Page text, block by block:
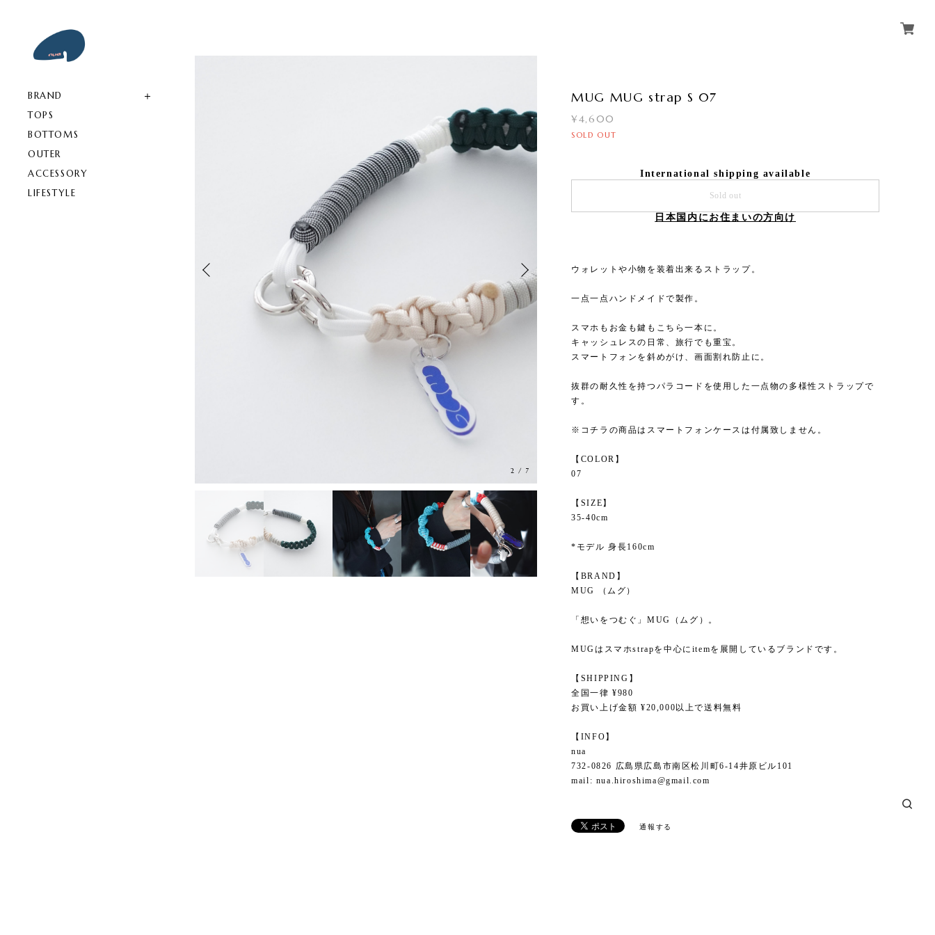
BRAND
TOPS
BOTTOMS
OUTER
ACCESSORY
LIFESTYLE
3 / 7
MUG MUG strap S 07
¥4,600
SOLD OUT
International shipping available
Sold out
日本国内にお住まいの方向け
ウォレットや小物を装着出来るストラップ。
一点一点ハンドメイドで製作。
スマホもお金も鍵もこちら一本に。
キャッシュレスの日常、旅行でも重宝。
スマートフォンを斜めがけ、画面割れ防止に。
抜群の耐久性を持つパラコードを使用した一点物の多様性ストラップで
す。
※コチラの商品はスマートフォンケースは付属致しません。
【COLOR】
07
【SIZE】
35-40cm
*モデル 身長160cm
【BRAND】
MUG （ムグ）
「想いをつむぐ」MUG（ムグ）。
MUGはスマホstrapを中心にitemを展開しているブランドです。
【SHIPPING】
全国一律 ¥980
お買い上げ金額 ¥20,000以上で送料無料
【INFO】
nua
732-0826 広島県広島市南区松川町6-14井原ビル101
mail: nua.hiroshima@gmail.com
通報する